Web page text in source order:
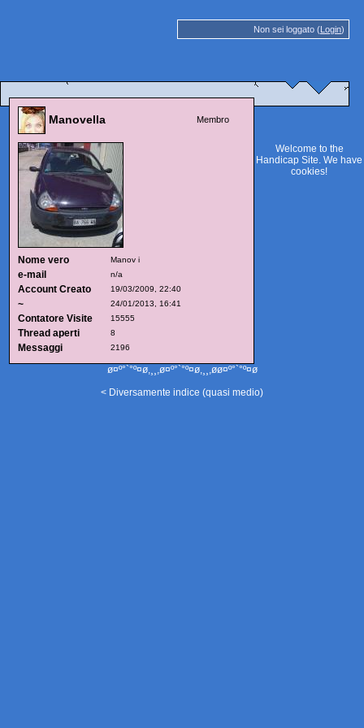
Non sei loggato (Login)
Manovella Membro
Nome vero Manov i
e-mail n/a
Account Creato 19/03/2009, 22:40
~ 24/01/2013, 16:41
Contatore Visite 15555
Thread aperti 8
Messaggi 2196
Welcome to the
Handicap Site. We have
cookies!
ø¤º°`°º¤ø,¸¸,ø¤º°`°º¤ø,¸¸,øø¤º°`°º¤ø
< Diversamente indice (quasi medio)